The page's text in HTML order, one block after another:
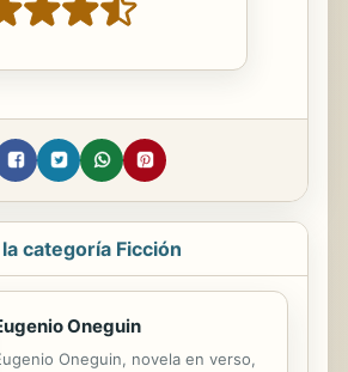
categoría Ficción
Oneguin
Oneguin, novela en verso,